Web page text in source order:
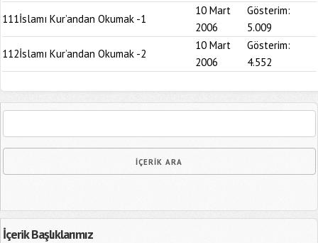
111İslamı Kur’andan Okumak -1
10 Mart
2006
Gösterim:
5.009
112İslamı Kur’andan Okumak -2
10 Mart
2006
Gösterim:
4.552
İçerik Başlıklarımız